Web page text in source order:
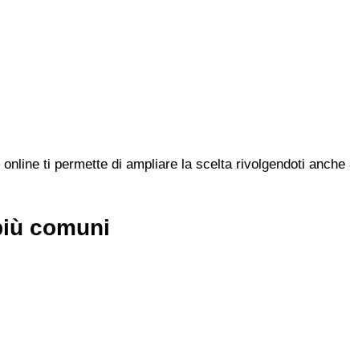
ti permette di ampliare la scelta rivolgendoti
comuni